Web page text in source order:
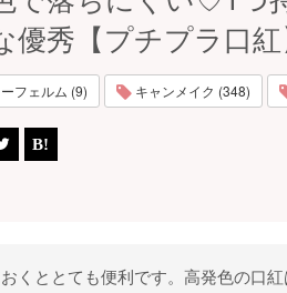
優秀【プチプラ口
フェルム (9) キャンメイク (348)
くととても便利です。高発色の口